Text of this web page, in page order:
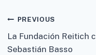
Post
navigation
PREVIOUS
La Fundación Reitich
Sebastián Basso